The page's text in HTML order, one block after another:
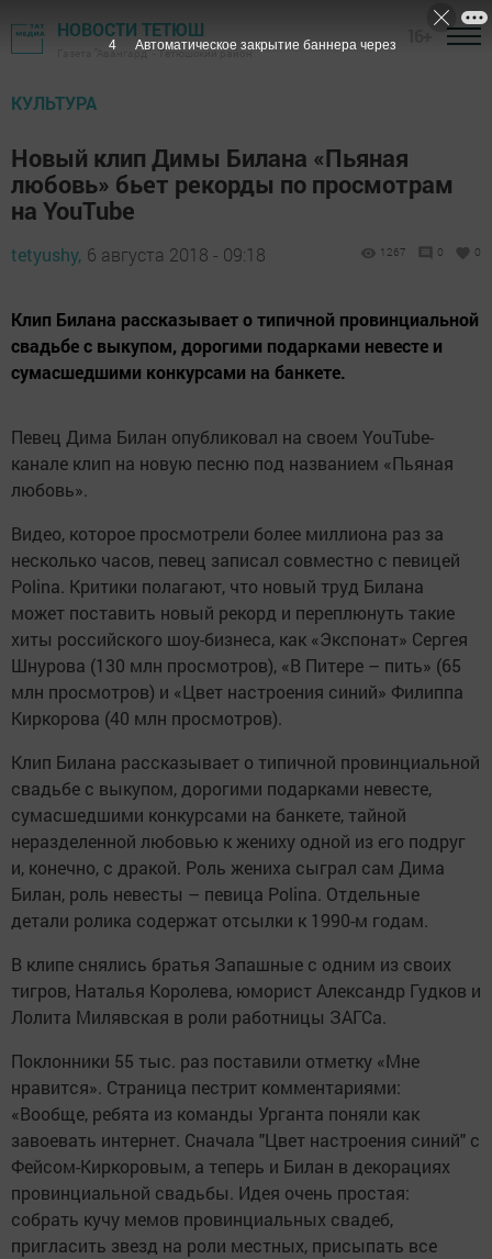
НОВОСТИ ТЕТЮШ
Газета "Авангард" - Тетюшский район
КУЛЬТУРА
Новый клип Димы Билана «Пьяная
любовь» бьет рекорды по просмотрам
на YouTube
tetyushy, 6 августа 2018 - 09:18 1267 0 0
Клип Билана рассказывает о типичной провинциальной
свадьбе с выкупом, дорогими подарками невесте и
сумасшедшими конкурсами на банкете.
Певец Дима Билан опубликовал на своем YouTube-
канале клип на новую песню под названием «Пьяная
любовь».
Видео, которое просмотрели более миллиона раз за
несколько часов, певец записал совместно с певицей
Polina. Критики полагают, что новый труд Билана
может поставить новый рекорд и переплюнуть такие
хиты российского шоу-бизнеса, как «Экспонат» Сергея
Шнурова (130 млн просмотров), «В Питере – пить» (65
млн просмотров) и «Цвет настроения синий» Филиппа
Киркорова (40 млн просмотров).
Клип Билана рассказывает о типичной провинциальной
свадьбе с выкупом, дорогими подарками невесте,
сумасшедшими конкурсами на банкете, тайной
неразделенной любовью к жениху одной из его подруг
и, конечно, с дракой. Роль жениха сыграл сам Дима
Билан, роль невесты – певица Polina. Отдельные
детали ролика содержат отсылки к 1990-м годам.
В клипе снялись братья Запашные с одним из своих
тигров, Наталья Королева, юморист Александр Гудков и
Лолита Милявская в роли работницы ЗАГСа.
Поклонники 55 тыс. раз поставили отметку «Мне
нравится». Страница пестрит комментариями:
«Вообще, ребята из команды Урганта поняли как
завоевать интернет. Сначала "Цвет настроения синий" с
Фейсом-Киркоровым, а теперь и Билан в декорациях
провинциальной свадьбы. Идея очень простая:
собрать кучу мемов провинциальных свадеб,
пригласить звезд на роли местных, присыпать все
3 Автоматическое закрытие баннера через